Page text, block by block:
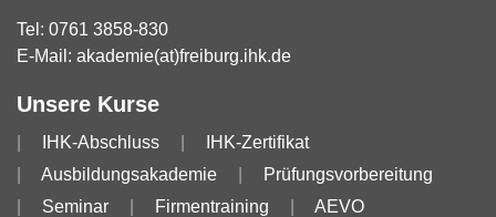
Tel: 0761 3858-830
E-Mail: akademie(at)freiburg.ihk.de
Unsere Kurse
IHK-Abschluss
IHK-Zertifikat
Ausbildungsakademie
Prüfungsvorbereitung
Seminar
Firmentraining
AEVO